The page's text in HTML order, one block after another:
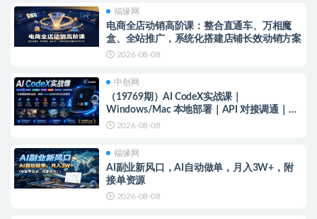
福缘网
电商全店动销高阶课：整合直通车、万相魔
盒、全站推广，系统化搭建店铺长效动销方案
2026-08-08
中创网
（19769期）AI CodeX实战课｜
Windows/Mac 本地部署｜API 对接调通｜
Skill 自制｜漫剧剪辑｜网站 VR 项目｜AI项目
2026-08-08
福缘网
AI副业新风口，AI自动做单，月入3W+，附
接单资源
2026-08-08